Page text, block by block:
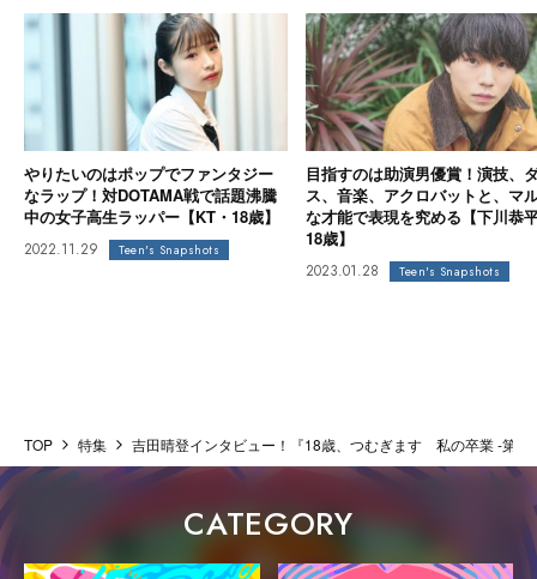
やりたいのはポップでファンタジー
なラップ！対DOTAMA戦で話題沸騰
中の女子高生ラッパー【KT・18歳】
2022.11.29 Teen's Snapshots
目指すのは助演男優賞！演技、
ス、音楽、アクロバットと、マ
な才能で表現を究める【下川恭
18歳】
2023.01.28 Teen's Snapshots
TOP 特集 吉田晴登インタビュー！『18歳、つむぎます 私の卒業 -第4
CATEGORY